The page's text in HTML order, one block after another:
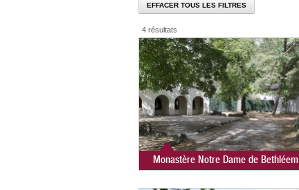
EFFACER TOUS LES FILTRES
4 résultats
Monastère Notre Dame de Bethléem